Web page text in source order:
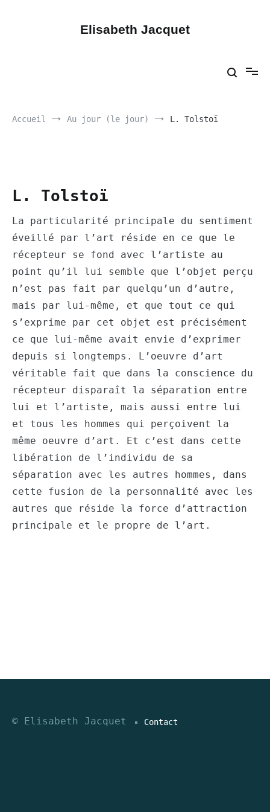
Elisabeth Jacquet
Accueil Au jour (le jour) L. Tolstoï
L. Tolstoï
La particularité principale du sentiment
éveillé par l’art réside en ce que le
récepteur se fond avec l’artiste au
point qu’il lui semble que l’objet perçu
n’est pas fait par quelqu’un d’autre,
mais par lui-même, et que tout ce qui
s’exprime par cet objet est précisément
ce que lui-même avait envie d’exprimer
depuis si longtemps. L’oeuvre d’art
véritable fait que dans la conscience du
récepteur disparaît la séparation entre
lui et l’artiste, mais aussi entre lui
et tous les hommes qui perçoivent la
même oeuvre d’art. Et c’est dans cette
libération de l’individu de sa
séparation avec les autres hommes, dans
cette fusion de la personnalité avec les
autres que réside la force d’attraction
principale et le propre de l’art.
© Elisabeth Jacquet Contact